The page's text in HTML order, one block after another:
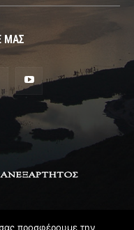
ΜΑΣ
προσφέρουμε την